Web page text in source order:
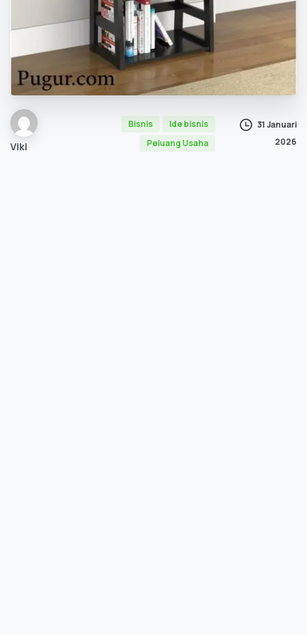
Viki
Bisnis
Ide bisnis
Peluang Usaha
31 Januari
2026